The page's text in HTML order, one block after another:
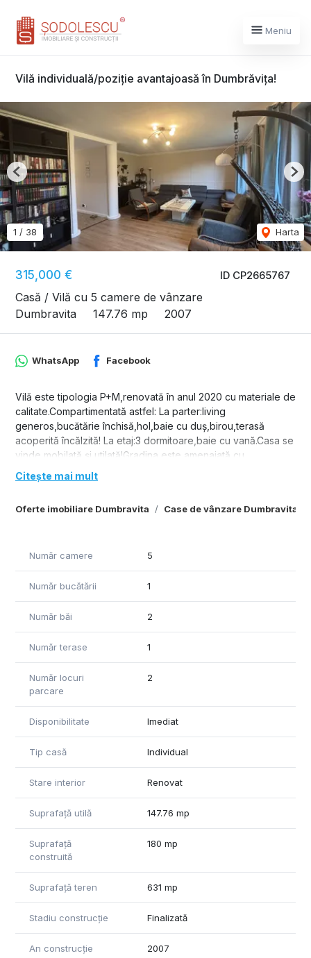
Meniu
Vilă individuală/poziție avantajoasă în Dumbrăvița!
ID CP2665767
315,000 €
Casă / Vilă cu 5 camere de vânzare
Dumbravita
147.76 mp 2007
1 / 38 Harta
Previous
Oferte imobiliare Dumbravita Case de vânzare Dumbravita
WhatsApp Facebook
Vilă este tipologia P+M,renovată în anul 2020 cu materiale de
calitate.Compartimentată astfel: La parter:living
generos,bucătărie închisă,hol,baie cu duș,birou,terasă
acoperită încălzită! La etaj:3 dormitoare,baie cu vană.Casa se
vinde mobilată și utilată!Gradina este amenajată cu
gazon,arbuști ornamentali,pomi fructiferi,zona de foișor și o
anexă.
Citește mai mult
Număr camere 5
Număr bucătării 1
Număr băi 2
Număr terase 1
Număr locuri
parcare
2
Disponibilitate Imediat
Tip casă Individual
Stare interior Renovat
Suprafață utilă 147.76 mp
Suprafață
construită
180 mp
Suprafață teren 631 mp
Stadiu construcție Finalizată
An construcție 2007